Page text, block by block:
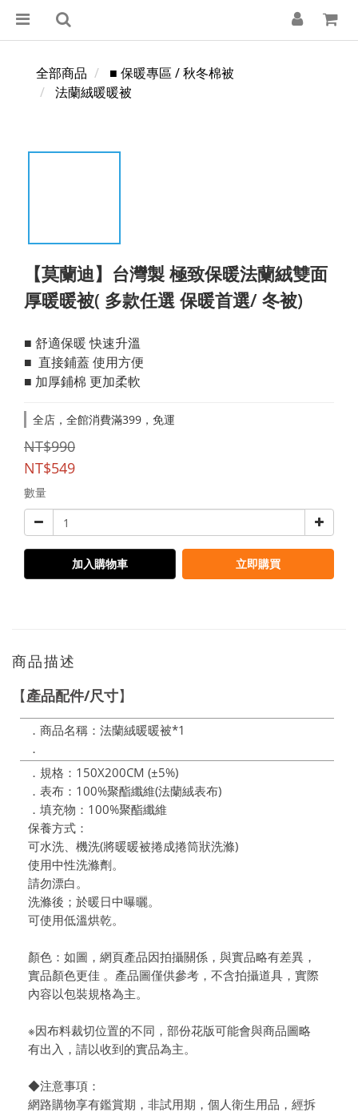
全部商品
■ 保暖專區 / 秋冬棉被
法蘭絨暖暖被
【莫蘭迪】台灣製 極致保暖法蘭絨雙面
厚暖暖被( 多款任選 保暖首選/ 冬被)
■ 舒適保暖 快速升溫
■  直接鋪蓋 使用方便
■ 加厚鋪棉 更加柔軟
全店，全館消費滿399，免運
NT$990
NT$549
數量
加入購物車 立即購買
商品描述
【 產品配件/尺寸】
．商品名稱：法蘭絨暖暖被*1
．
．規格：150X200CM (±5%)
．表布：100%聚酯纖維(法蘭絨表布)
．填充物：100%聚酯纖維
保養方式：
可水洗、機洗(將暖暖被捲成捲筒狀洗滌)
使用中性洗滌劑。
請勿漂白。
洗滌後；於暖日中曝曬。
可使用低溫烘乾。
顏色：如圖，網頁產品因拍攝關係，與實品略有差異，
實品顏色更佳 。產品圖僅供參考，不含拍攝道具，實際
內容以包裝規格為主。
※因布料裁切位置的不同，部份花版可能會與商品圖略
有出入，請以收到的實品為主。
◆注意事項：
網路購物享有鑑賞期，非試用期，個人衛生用品，經拆